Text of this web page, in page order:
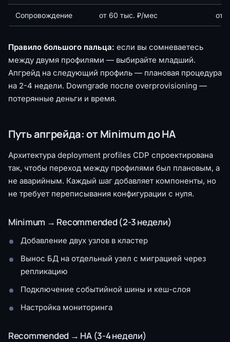
Сопровождение от 60 тыс. ₽/мес от
Правило большого пальца: если вы сомневаетесь
между двумя профилями — выбирайте младший.
Апгрейд на следующий профиль — плановая процедура
на 2-4 недели. Downgrade после overprovisioning —
потерянные деньги и время.
Путь апгрейда: от Minimum до HA
Архитектура deployment profiles CDP спроектирована
так, чтобы переход между профилями был плановым, а
не аварийным. Каждый шаг добавляет компоненты, но
не требует переписывания конфигурации с нуля.
Minimum → Recommended (2-3 недели)
Добавление двух узлов в кластер
Вынос БД на отдельный узел с миграцией через
репликацию
Подключение событийной шины и кеш-слоя
Настройка мониторинга
Recommended → HA (3-4 недели)